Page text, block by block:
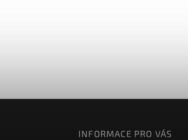
INFORMACE PRO VÁS